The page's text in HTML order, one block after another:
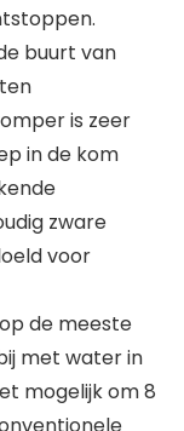
buurt van
is zeer
in de kom
zware
voor
de meeste
met water in
mogelijk om 8